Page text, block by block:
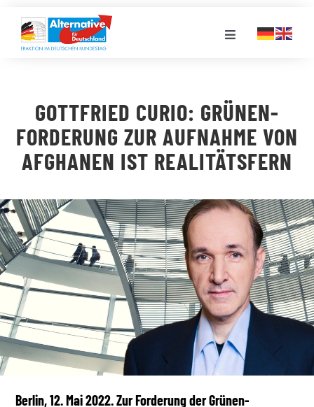
Inhalt
springen
Toggle
LANDESGRUPPEN
VERANSTALTUNGEN
PRESSE
STELLENPORTAL
MEDIATHEK
GOTTFRIED CURIO: GRÜNEN-
FORDERUNG ZUR AUFNAHME VON
AFGHANEN IST REALITÄTSFERN
Berlin, 12. Mai 2022.Zur Forderung der Grünen-